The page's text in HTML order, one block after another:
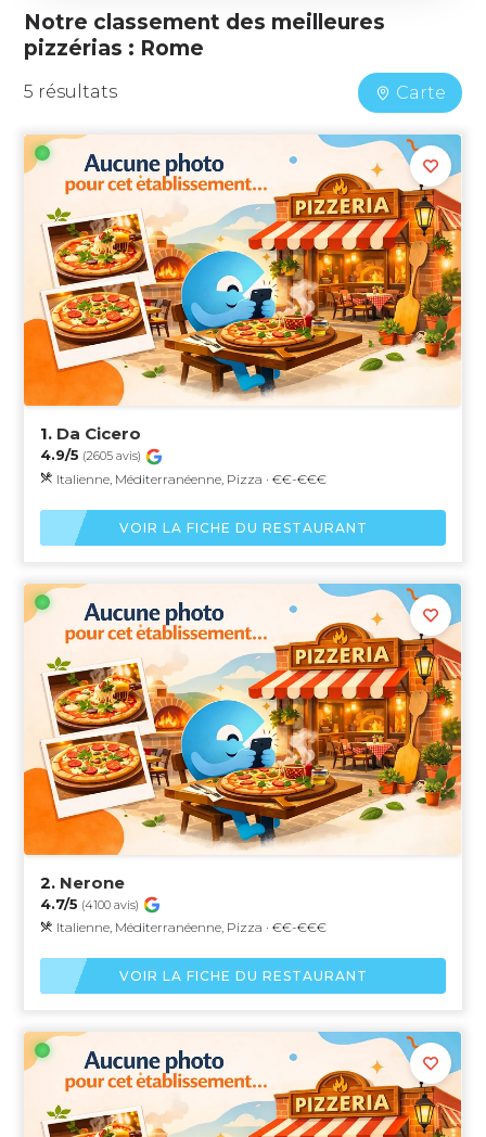
Notre classement des meilleures
pizzérias : Rome
5 résultats Carte
1. Da Cicero
4.9/5 (2605 avis)
Italienne, Méditerranéenne, Pizza · €€-€€€
VOIR LA FICHE DU RESTAURANT
2. Nerone
4.7/5 (4100 avis)
Italienne, Méditerranéenne, Pizza · €€-€€€
VOIR LA FICHE DU RESTAURANT